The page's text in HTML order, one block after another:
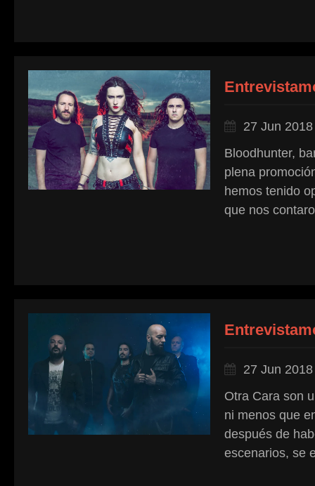
27 Jun 2018
Bloodhunter,
plena
hemos tenido
que nos
27 Jun 2018
Otra Cara son
ni menos que
después de
escenarios, se